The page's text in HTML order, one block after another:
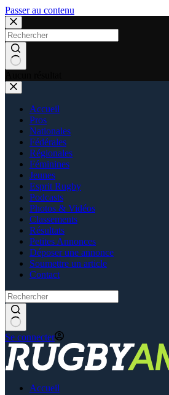
Passer au contenu
Accueil
Pros
Nationales
Fédérales
Régionales
Féminines
Jeunes
Esprit Rugby
Podcasts
Photos & Vidéos
Classements
Résultats
Petites Annonces
Déposer une annonce
Soumettre un article
Contact
Se connecter
Accueil